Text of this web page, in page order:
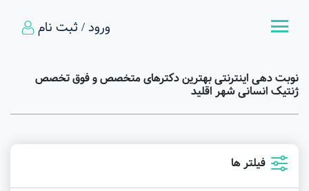
ورود / ثبت نام
نوبت دهی اینترنتی بهترین دکترهای متخصص و فوق تخصص
ژنتیک انسانی شهر اقلید
فیلتر ها